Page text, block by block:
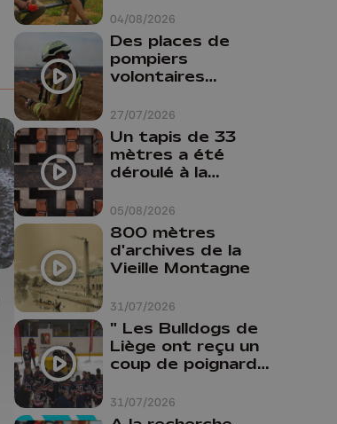
04/08/2026
comme prof que
comme
pharmacienne"
27/07/2026
Des places de
pompiers
volontaires
province de Liège :
"Un citoyen qui
n'est formé ne
peut pas nous
aider"
05/08/2026
Un tapis de 33
mètres a été
déroulé à la
Liège
31/07/2026
800 mètres
d'archives de la
Vieille Montagne
31/07/2026
" Les Bulldogs de
Liège ont reçu un
coup de poignard